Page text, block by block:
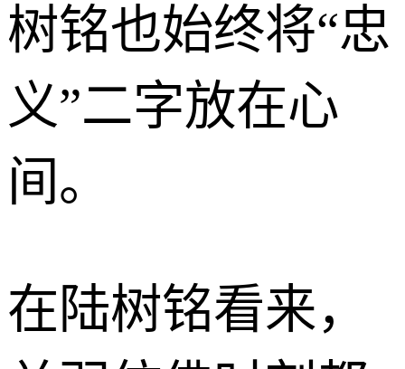
树铭也始终将“忠
义”二字放在心
间。
在陆树铭看来，